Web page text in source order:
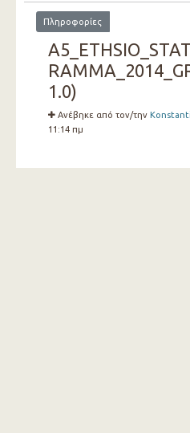
Πληροφορίες
1.0)
Ανέβηκε από τον/την
11:14 πμ